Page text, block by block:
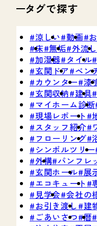
タグで探す
涼しい 動画
床 無垢 外流し
加湿器 タイル
玄関ドア ベン
カウンター 漆
玄関収納 建具
マイホーム診断
現場レポート
スタッフ紹介
フローリング
シンボルツリー
外構 パンフレ
玄関ホール 展
エコキュート
見学会 会社の
お引き渡し
建
ごあいさつ 暦